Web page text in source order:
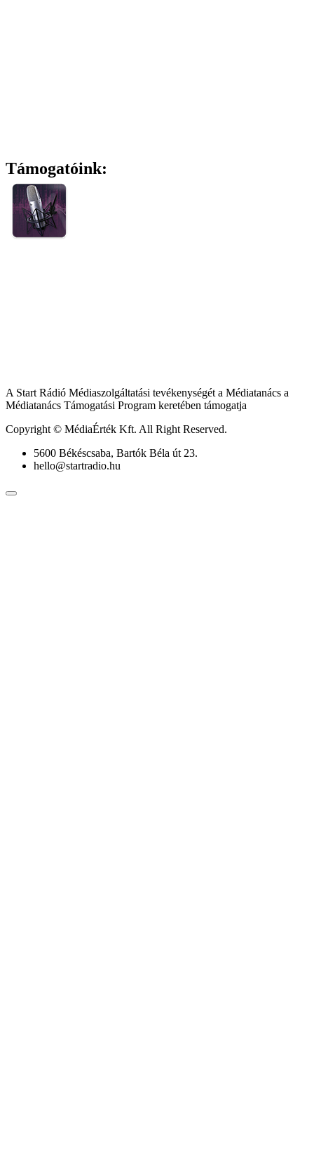
Támogatóink:
A Start Rádió Médiaszolgáltatási tevékenységét a Médiatanács a
Médiatanács Támogatási Program keretében támogatja
Copyright © MédiaÉrték Kft. All Right Reserved.
5600 Békéscsaba, Bartók Béla út 23.
hello@startradio.hu